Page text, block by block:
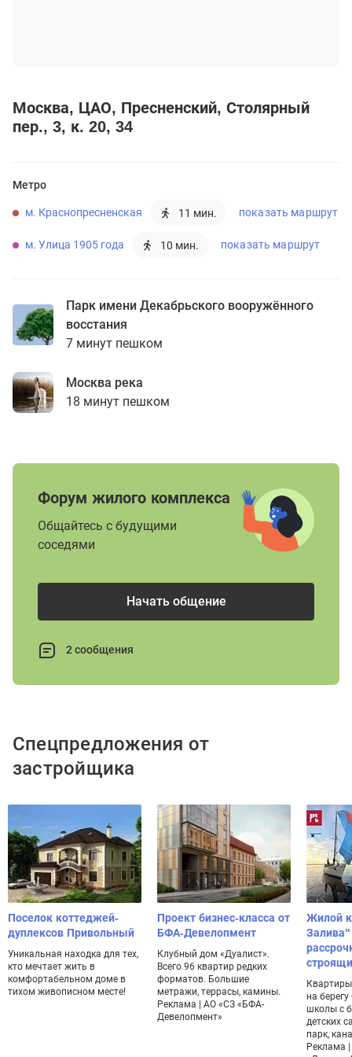
Москва ЦАО Пресненский Столярный
пер., 3, к. 20, 34
Метро
м. Краснопресненская 11 мин. показать маршрут
м. Улица 1905 года 10 мин. показать маршрут
Парк имени Декабрьского вооружённого
восстания
7 минут пешком
Москва река
18 минут пешком
Форум жилого комплекса
Общайтесь с будущими
соседями
Начать общение
2 сообщения
Спецпредложения от
застройщика
Поселок коттеджей-
дуплексов Привольный
Уникальная находка для тех,
кто мечтает жить в
комфортабельном доме в
тихом живописном месте!
Проект бизнес-класса от
БФА-Девелопмент
Клубный дом «Дуалист».
Всего 96 квартир редких
форматов. Большие
метражи, террасы, камины.
Реклама | АО «СЗ «БФА-
Девелопмент»
Жилой
Залива"
на
школы с
детских
парк,
Реклама